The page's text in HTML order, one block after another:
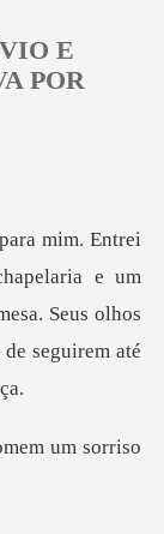
E
POR
e um
Seus olhos
um sorriso